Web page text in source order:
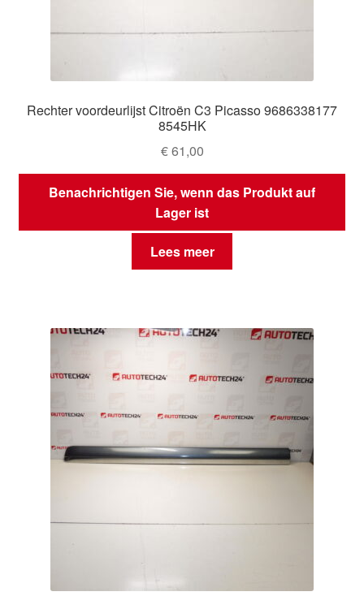
Rechter voordeurlijst Citroën C3 Picasso 9686338177
8545HK
€61,00
Benachrichtigen Sie, wenn das Produkt auf
Lager ist
Lees meer